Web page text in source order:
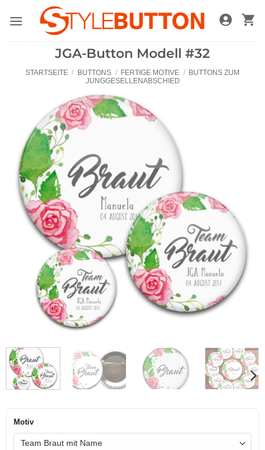
Inhalt
JGA-Button Modell #32
STARTSEITE / BUTTONS / FERTIGE MOTIVE / BUTTONS ZUM
JUNGGESELLENABSCHIED
Motiv